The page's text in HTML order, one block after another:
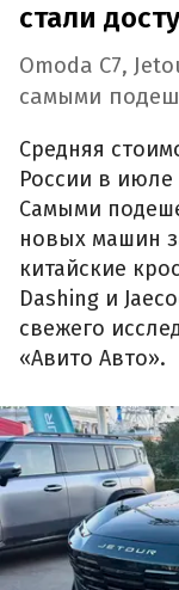
стали
Omoda C7,
самыми
Средняя
России в июле
Самыми
новых машин
китайские
Dashing и
свежего
«Авито Авто».